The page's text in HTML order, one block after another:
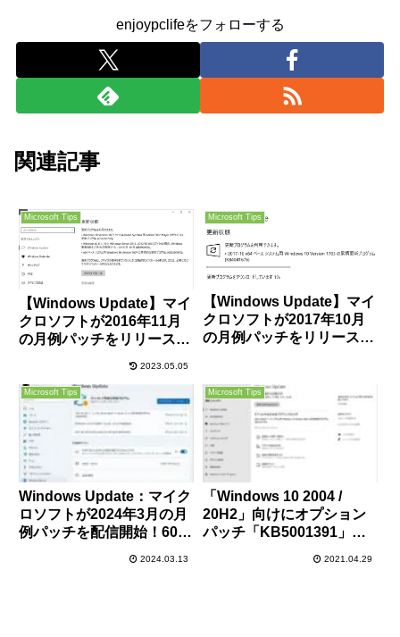
enjoypclifeをフォローする
関連記事
Microsoft Tips
【Windows Update】マイ
クロソフトが2016年11月
の月例パッチをリリース。
告は無し。Adobe Flash
Playerのアップデートもお
忘れなく！
2023.05.05
Microsoft Tips
【Windows Update】マイ
クロソフトが2017年10月
の月例パッチをリリース。
十分ご注意を。
Microsoft Tips
Windows Update：マイク
ロソフトが2024年3月の月
例パッチを配信開始！60件
Windows 11では”Moment
2024.03.13
Microsoft Tips
「Windows 10 2004 /
20H2」向けにオプション
パッチ「KB5001391」が
ュースや天気などが確認可
2021.04.29